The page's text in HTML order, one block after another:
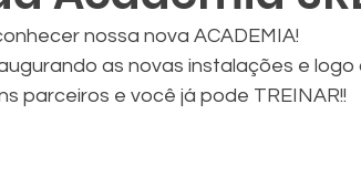
nossa nova ACADEMIA!
as novas instalações e
parceiros e você já pode TREINAR!!